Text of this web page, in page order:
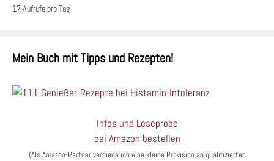
17 Aufrufe pro Tag
Mein Buch mit Tipps und Rezepten!
Infos und Leseprobe
bei Amazon bestellen
(Als Amazon-Partner verdiene ich eine kleine Provision an qualifizierten